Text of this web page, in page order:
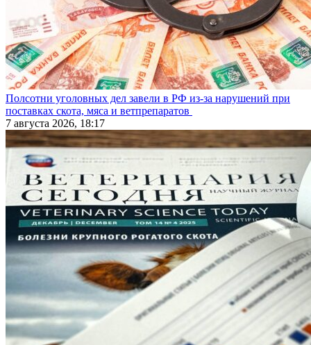
Полсотни уголовных дел завели в РФ из-за нарушений при
поставках скота, мяса и ветпрепаратов
7 августа 2026, 18:17